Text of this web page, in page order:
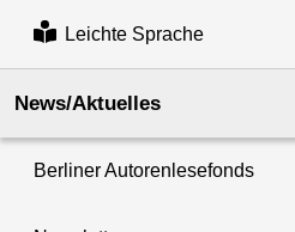
Leichte Sprache
News/Aktuelles
Berliner Autorenlesefonds